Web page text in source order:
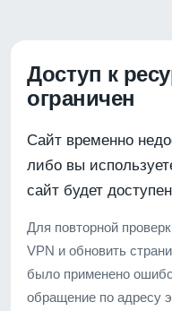
Доступ к
ограничен
Сайт временно
либо вы
сайт будет
Для повторной
VPN и обновить
было применено
обращение по адресу